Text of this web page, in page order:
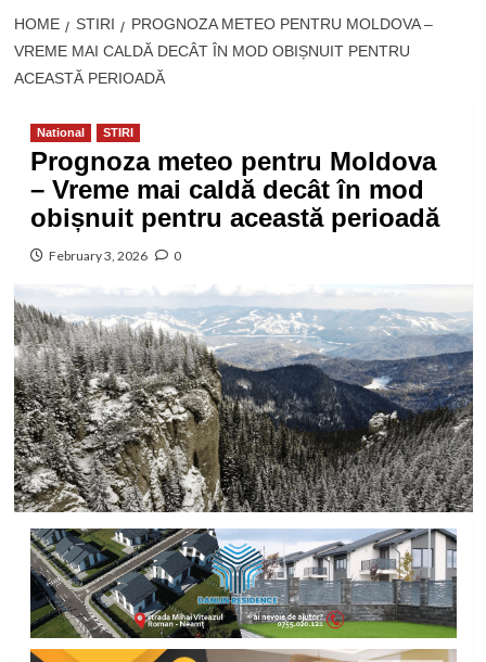
HOME STIRI
PROGNOZA METEO PENTRU MOLDOVA –
VREME MAI CALDĂ DECÂT ÎN MOD OBIȘNUIT PENTRU
ACEASTĂ PERIOADĂ
National STIRI
Prognoza meteo pentru Moldova
– Vreme mai caldă decât în mod
obișnuit pentru această perioadă
February 3, 2026 0